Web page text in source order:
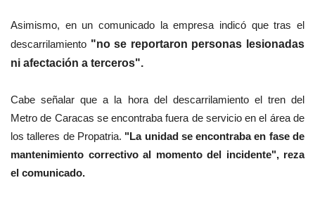
Asimismo, en un comunicado la empresa indicó que tras el
descarrilamiento "no se reportaron personas lesionadas
ni afectación a terceros".
Cabe señalar que a la hora del descarrilamiento el tren del
Metro de Caracas se encontraba fuera de servicio en el área de
los talleres de Propatria. "La unidad se encontraba en fase de
mantenimiento correctivo al momento del incidente", reza
el comunicado.